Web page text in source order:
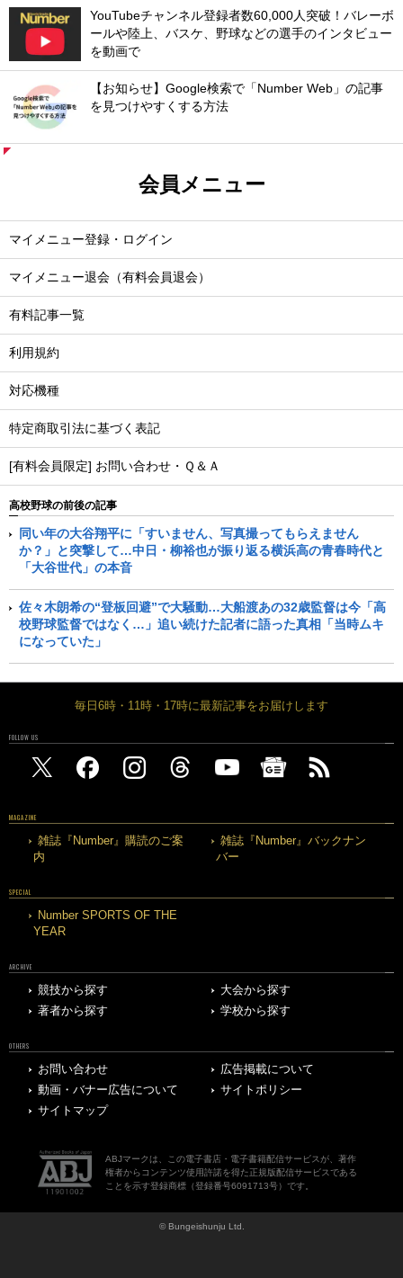
YouTubeチャンネル登録者数60,000人突破！バレーボ
ールや陸上、バスケ、野球などの選手のインタビュー
を動画で
【お知らせ】Google検索で「Number Web」の記事
を見つけやすくする方法
会員メニュー
マイメニュー登録・ログイン
マイメニュー退会（有料会員退会）
有料記事一覧
利用規約
対応機種
特定商取引法に基づく表記
[有料会員限定] お問い合わせ・Ｑ＆Ａ
高校野球の前後の記事
同い年の大谷翔平に「すいません、写真撮ってもらえません
か？」と突撃して…中日・柳裕也が振り返る横浜高の青春時代と
「大谷世代」の本音
佐々木朗希の“登板回避”で大騒動…大船渡あの32歳監督は今「高
校野球監督ではなく…」追い続けた記者に語った真相「当時ムキ
になっていた」
毎日6時・11時・17時に最新記事をお届けします
FOLLOW US
MAGAZINE
雑誌『Number』購読のご案
内
雑誌『Number』バックナン
バー
SPECIAL
Number SPORTS OF THE
YEAR
ARCHIVE
競技から探す
大会から探す
著者から探す
学校から探す
OTHERS
お問い合わせ
広告掲載について
動画・バナー広告について
サイトポリシー
サイトマップ
ABJマークは、この電子書店・電子書籍配信サービスが、著作
権者からコンテンツ使用許諾を得た正規版配信サービスである
ことを示す登録商標（登録番号6091713号）です。
© Bungeishunju Ltd.